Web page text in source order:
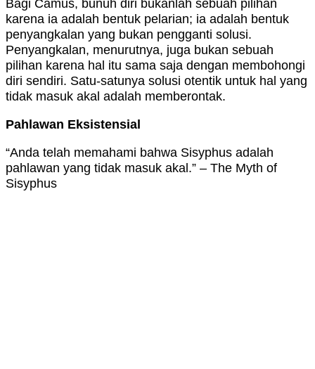
Bagi Camus, bunuh diri bukanlah sebuah pilihan
karena ia adalah bentuk pelarian; ia adalah bentuk
penyangkalan yang bukan pengganti solusi.
Penyangkalan, menurutnya, juga bukan sebuah
pilihan karena hal itu sama saja dengan membohongi
diri sendiri. Satu-satunya solusi otentik untuk hal yang
tidak masuk akal adalah memberontak.
Pahlawan Eksistensial
“Anda telah memahami bahwa Sisyphus adalah
pahlawan yang tidak masuk akal.” – The Myth of
Sisyphus